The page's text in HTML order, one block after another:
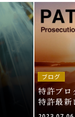
ブログ
特許ブロ
特許最新